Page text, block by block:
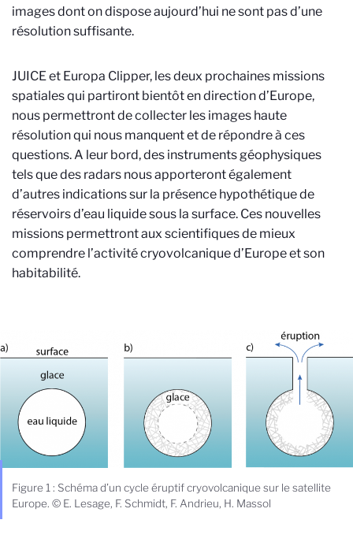
images dont on dispose aujourd’hui ne sont pas d’une
résolution suffisante.
JUICE et Europa Clipper, les deux prochaines missions
spatiales qui partiront bientôt en direction d’Europe,
nous permettront de collecter les images haute
résolution qui nous manquent et de répondre à ces
questions. A leur bord, des instruments géophysiques
tels que des radars nous apporteront également
d’autres indications sur la présence hypothétique de
réservoirs d’eau liquide sous la surface. Ces nouvelles
missions permettront aux scientifiques de mieux
comprendre l’activité cryovolcanique d’Europe et son
habitabilité.
Figure 1 : Schéma d’un cycle éruptif cryovolcanique sur le satellite
Europe. © E. Lesage, F. Schmidt, F. Andrieu, H. Massol